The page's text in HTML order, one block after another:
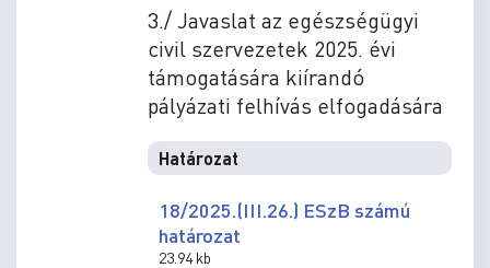
3./ Javaslat az egészségügyi
civil szervezetek 2025. évi
támogatására kiírandó
pályázati felhívás elfogadására
Határozat
18/2025.(III.26.) ESzB számú
határozat
23.94 kb